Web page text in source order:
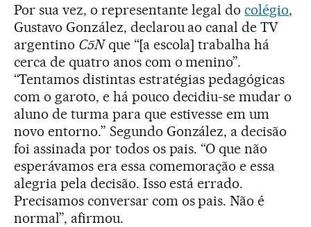
Por sua vez, o representante legal docolégio,
Gustavo González, declarou ao canal de TV
argentino C5Nque “[a escola] trabalha há
cerca de quatro anos com o menino”.
“Tentamos distintas estratégias pedagógicas
com o garoto, e há pouco decidiu-se mudar o
aluno de turma para que estivesse em um
novo entorno.” Segundo González, a decisão
foi assinada por todos os pais. “O que não
esperávamos era essa comemoração e essa
alegria pela decisão. Isso está errado.
Precisamos conversar com os pais. Não é
normal”, afirmou.